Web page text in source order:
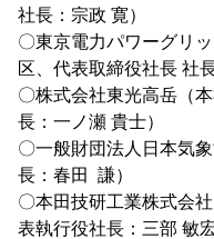
社長：宗政 寛）
〇東京電力パワーグリ
区、代表取締役社長 社
〇株式会社東光高岳（
長：一ノ瀬 貴士）
〇一般財団法人日本気
長：春田 謙）
〇本田技研工業株式会
表執行役社長：三部 敏宏